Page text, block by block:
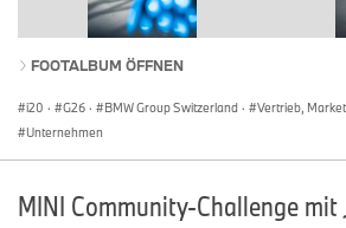
FOOTALBUM ÖFFNEN
i20 · G26 · BMW Group Switzerland · Vertrieb,
Unternehmen
MINI Community-Challenge mit